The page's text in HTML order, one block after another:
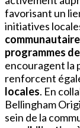
favorisant un
initiatives
communautaire
programmes
encouragent la
renforcent
locales. En
Bellingham
sein de la